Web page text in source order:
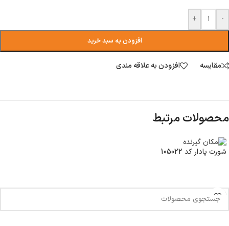
-
+
افزودن به سبد خرید
مقایسه افزودن به علاقه مندی
محصولات مرتبط
شورت پادار کد 105022